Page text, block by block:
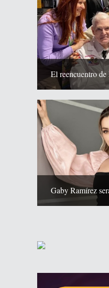
El reencuentro
Gaby Ramírez